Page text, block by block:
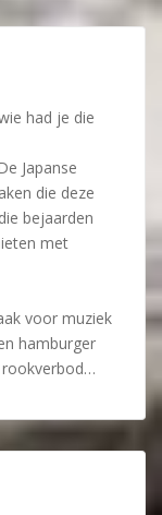
had je die
Japanse
die deze
bejaarden
met
voor muziek
hamburger
rookverbod…